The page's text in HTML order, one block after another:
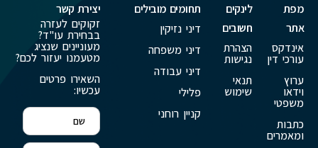
מפת
אתר
אינדקס
עורכי דין
ערוץ
וידאו
משפטי
כתבות
ומאמרים
לינקים
חשובים
הצהרת
נגישות
תנאי
שימוש
תחומים מובילים
דיני נזיקין
דיני משפחה
דיני עבודה
פלילי
קניין רוחני
יצירת קשר
זקוקים לעזרה
בבחירת עו"ד?
מעוניינים שנציג
מטעמנו יעזור לכם?
השאירו פרטים
עכשיו: